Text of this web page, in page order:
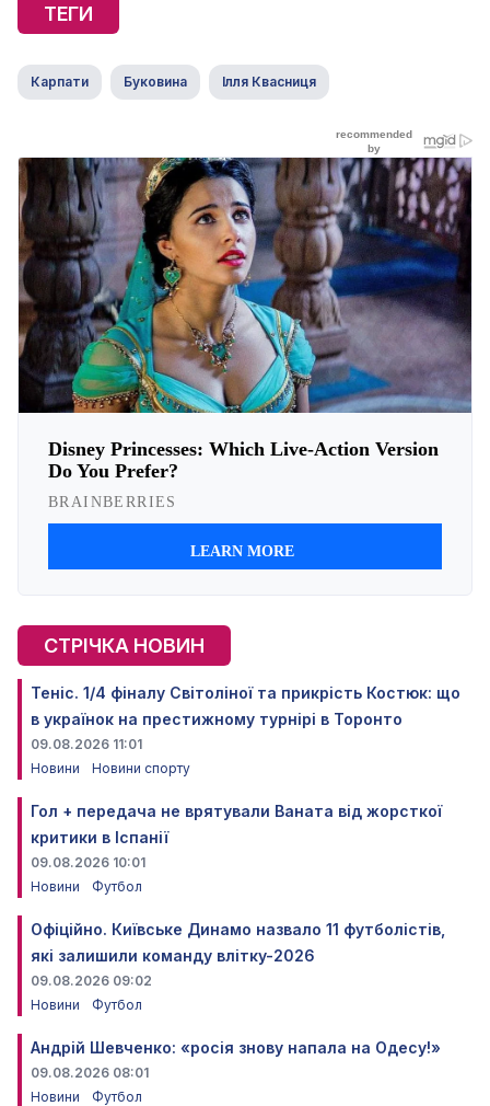
ТЕГИ
Карпати Буковина Ілля Квасниця
СТРІЧКА НОВИН
Теніс. 1/4 фіналу Світоліної та прикрість Костюк: що
в українок на престижному турнірі в Торонто
09.08.2026 11:01
Новини
Новини спорту
Гол + передача не врятували Ваната від жорсткої
критики в Іспанії
09.08.2026 10:01
Новини
Футбол
Офіційно. Київське Динамо назвало 11 футболістів,
які залишили команду влітку-2026
09.08.2026 09:02
Новини
Футбол
Андрій Шевченко: «росія знову напала на Одесу!»
09.08.2026 08:01
Новини
Футбол